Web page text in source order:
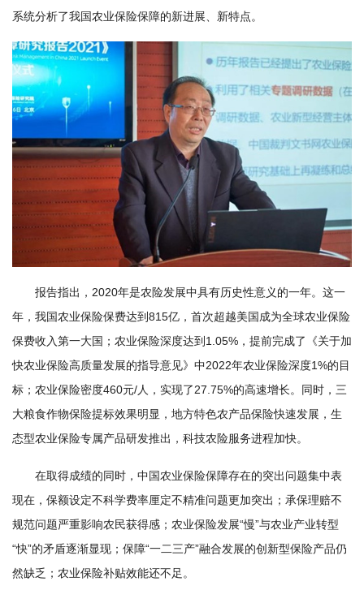
国
际
合
作
研
究
培
国
家
业
图
馆
科
技
系统分析了我国农业保险保障的新进展、新特点。
报告指出，2020年是农险发展中具有历史性意义的一年。这一
年，我国农业保险保费达到815亿，首次超越美国成为全球农业保险
保费收入第一大国；农业保险深度达到1.05%，提前完成了《关于加
快农业保险高质量发展的指导意见》中2022年农业保险深度1%的目
标；农业保险密度460元/人，实现了27.75%的高速增长。同时，三
大粮食作物保险提标效果明显，地方特色农产品保险快速发展，生
态型农业保险专属产品研发推出，科技农险服务进程加快。
在取得成绩的同时，中国农业保险保障存在的突出问题集中表
现在，保额设定不科学费率厘定不精准问题更加突出；承保理赔不
规范问题严重影响农民获得感；农业保险发展“慢”与农业产业转型
“快”的矛盾逐渐显现；保障“一二三产”融合发展的创新型保险产品仍
然缺乏；农业保险补贴效能还不足。